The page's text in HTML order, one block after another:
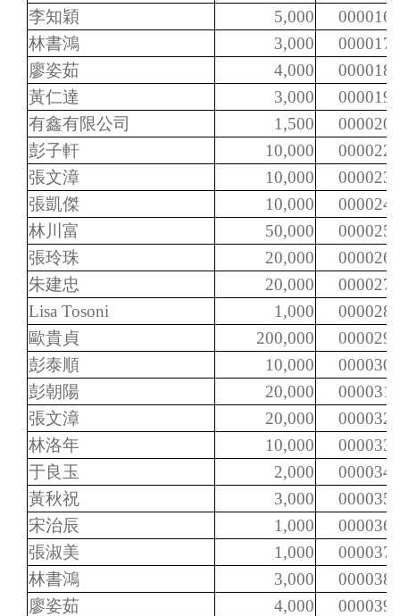
李知穎
5,000
000016
林書鴻
3,000
000017
廖姿茹
4,000
000018
黃仁達
3,000
000019
有鑫有限公司
1,500
000020
彭子軒
10,000
000022
張文漳
10,000
000023
張凱傑
10,000
000024
林川富
50,000
000025
張玲珠
20,000
000026
朱建忠
20,000
000027
Lisa Tosoni
1,000
000028
歐貴貞
200,000
000029
彭泰順
10,000
000030
彭朝陽
20,000
000031
張文漳
20,000
000032
林洛年
10,000
000033
于良玉
2,000
000034
黃秋祝
3,000
000035
宋治辰
1,000
000036
張淑美
1,000
000037
林書鴻
3,000
000038
廖姿茹
4,000
000039